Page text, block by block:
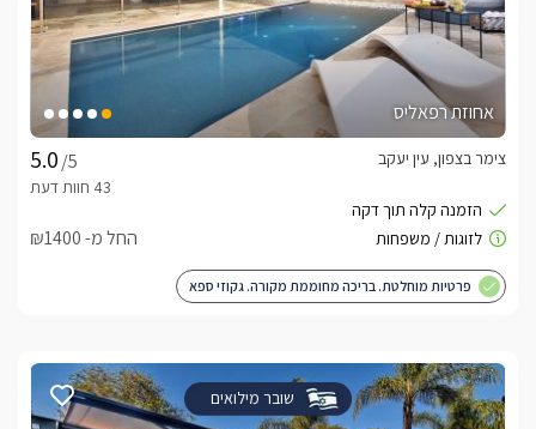
אחוזת רפאליס
/5
צימר בצפון, עין יעקב
החל מ- ₪1400
פרטיות מוחלטת. בריכה מחוממת מקורה. גקוזי ספא
שובר מילואים